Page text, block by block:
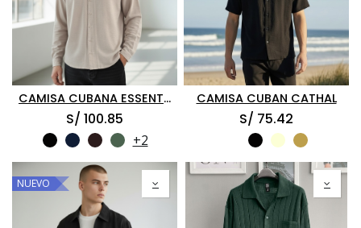
CAMISA CUBANA ESSENTIAL ML
S/ 100.85
+2
CAMISA CUBAN CATHAL
S/ 75.42
NUEVO